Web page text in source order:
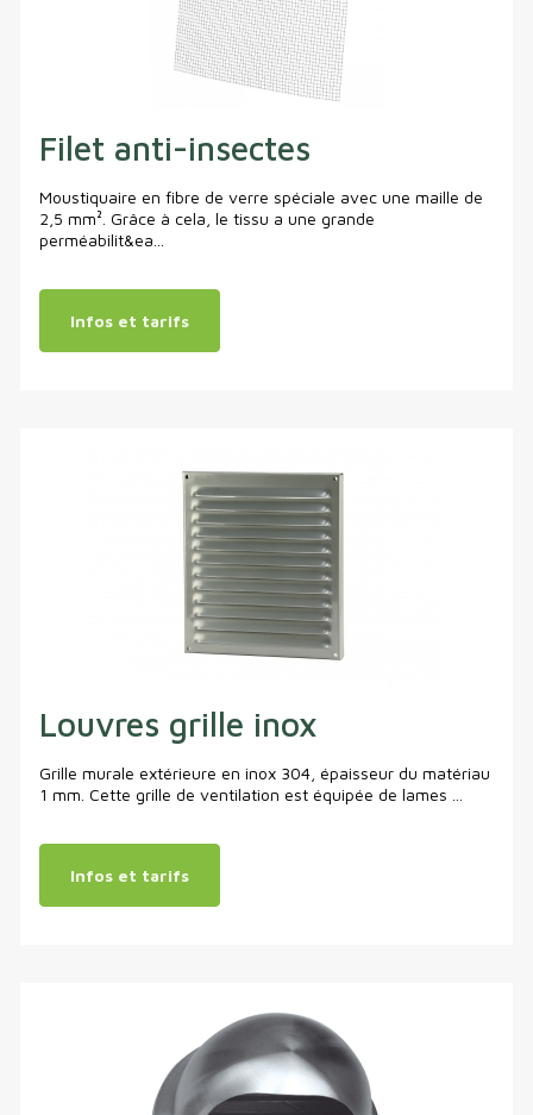
Filet anti-insectes
Moustiquaire en fibre de verre spéciale avec une maille de
2,5 mm². Grâce à cela, le tissu a une grande
perméabilit&ea...
Infos et tarifs
Louvres grille inox
Grille murale extérieure en inox 304, épaisseur du matériau
1 mm. Cette grille de ventilation est équipée de lames ...
Infos et tarifs